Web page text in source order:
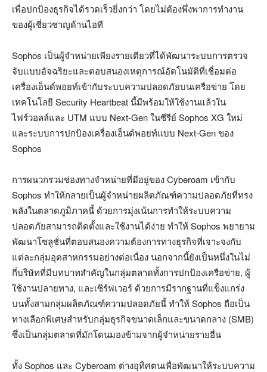
เพื่อปกป้องธุรกิจได้รวดเร็วยิ่งกว่า โดยไม่ต้องพึ่งพาการทำงาน
ของผู้เชี่ยวชาญด้านไอที
Sophos เป็นผู้จำหน่ายเพียงรายเดียวที่ได้พัฒนาระบบการตรวจ
จับแบบอัจฉริยะและตอบสนองเหตุการณ์อัตโนมัติที่เชื่อมต่อ
เครื่องเอ็นด์พอยท์เข้ากับระบบความปลอดภัยบนเครือข่าย โดย
เทคโนโลยี Security Heartbeat นี้มีพร้อมให้ใช้งานแล้วใน
ไฟร์วอลล์และ UTM แบบ Next-Gen ในซีรีย์ Sophos XG ใหม่
และระบบการปกป้องเครื่องเอ็นด์พอยท์แบบ Next-Gen ของ
Sophos
การผนวกรวมช่องทางจำหน่ายที่มีอยู่ของ Cyberoam เข้ากับ
Sophos ทำให้กลายเป็นผู้จำหน่ายผลิตภัณฑ์ความปลอดภัยที่ทรง
พลังในตลาดภูมิภาคนี้ ด้วยการมุ่งเน้นการทำให้ระบบความ
ปลอดภัยสามารถติดตั้งและใช้งานได้ง่าย ทำให้ Sophos พยายาม
พัฒนาโซลูชั่นที่ตอบสนองความต้องการทางธุรกิจที่เจาะจงกับ
แต่ละกลุ่มอุตสาหกรรมอย่างต่อเนื่อง นอกจากนี้ยังเป็นหนึ่งในไม่
กี่บริษัทที่มีบทบาทสำคัญในกลุ่มตลาดทั้งการปกป้องเครือข่าย, ผู้
ใช้งานปลายทาง, และเซิร์ฟเวอร์ ด้วยการมีรากฐานที่แข็งแกร่ง
บนทั้งสามกลุ่มผลิตภัณฑ์ความปลอดภัยนี้ ทำให้ Sophos ถือเป็น
ทางเลือกพิเศษสำหรับกลุ่มธุรกิจขนาดเล็กและขนาดกลาง (SMB)
ซึ่งเป็นกลุ่มตลาดที่มักโดนมองข้ามจากผู้จำหน่ายรายอื่น
ทั้ง Sophos และ Cyberoam ต่างอุทิศตนเพื่อพัฒนาให้ระบบความ